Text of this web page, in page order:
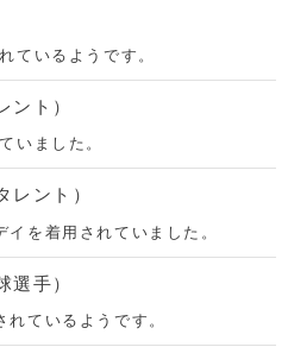
ているようです。
ント）
いました。
レント）
を着用されていました。
選手）
ているようです。